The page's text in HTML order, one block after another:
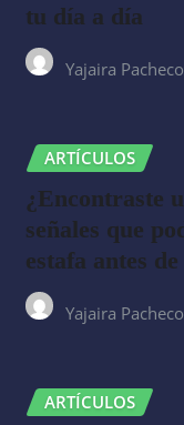
tu día a día
Yajaira
ARTÍCULOS
¿Encontraste
señales que
estafa antes
Yajaira
ARTÍCULOS